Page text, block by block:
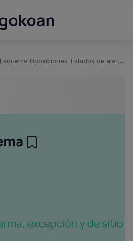
Esquema Oposiciones: Estados de alarma, excepción y sitio